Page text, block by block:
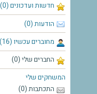
חדשות ועדכונים (0)
הודעות (0)
מחוברים עכשיו (16)
החברים שלי (0)
המשחקים שלי
התכתבות (0)